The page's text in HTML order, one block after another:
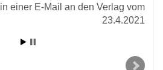
einer E-Mail an den Verlag vom
23.4.2021